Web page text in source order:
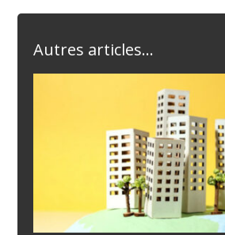
Autres articles...